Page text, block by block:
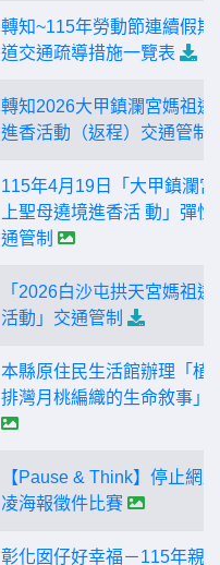
轉知~115年勞動節連續假期
道交通疏導措施一覽表
轉知2026大甲鎮瀾宮媽祖遶
進香活動（返程）交通管制
115年4月19日「大甲鎮瀾宮
上聖母遶境進香活 動」彈性
通管制
「2026白沙屯拱天宮媽祖遶
活動」交通管制
本縣原住民生活館辦理「植
排灣月桃編織的生命敘事」
【Pause & Think】停止網
凌海報徵件比賽
彰化囡仔好幸福－115年親